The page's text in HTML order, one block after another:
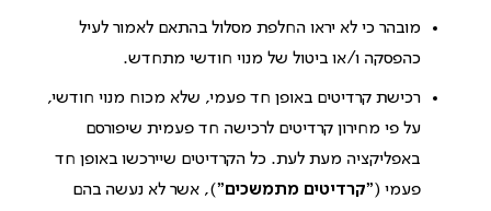
מובהר כי לא יראו החלפת מסלול בהתאם לאמור לעיל
כהפסקה ו/או ביטול של מנוי חודשי מתחדש.
רכישת קרדיטים באופן חד פעמי, שלא מכוח מנוי חודשי,
על פי מחירון קרדיטים לרכישה חד פעמית שיפורסם
באפליקציה מעת לעת. כל הקרדיטים שיירכשו באופן חד
פעמי ("קרדיטים מתמשכים"), אשר לא נעשה בהם